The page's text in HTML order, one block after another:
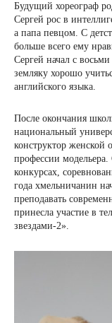
Будущий хореограф
Сергей рос в
а папа певцом. С
больше всего ему
Сергей начал с
земляку хорошо
английского языка.
После окончания
национальный
конструктор
профессии
конкурсах,
года хмельничанин
преподавать
принесла участие в
звездами-2».